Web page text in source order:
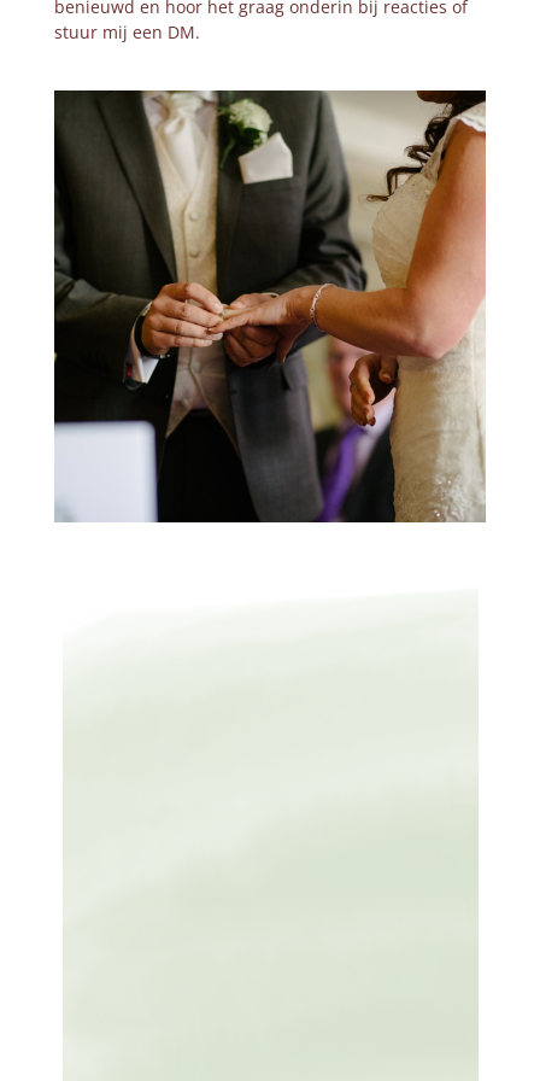
benieuwd en hoor het graag onderin bij reacties of
stuur mij een DM.